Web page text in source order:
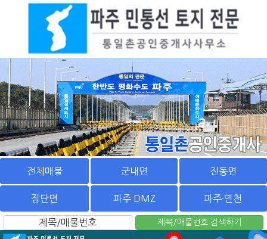
전체매물 군내면 진동면
장단면 파주 DMZ 파주·연천